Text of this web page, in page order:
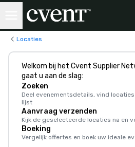
Locaties
Welkom bij het Cvent Supplier
gaat u aan de slag:
Zoeken
Deel evenementsdetails, vind
lijst
Aanvraag verzenden
Kijk de geselecteerde locaties na en
Boeking
Vergelijk offertes en boek uw ideale